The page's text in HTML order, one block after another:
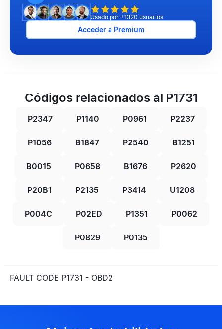
Usado por +1320 usuarios
Acceder a Premium
Códigos relacionados al P1731
P2347 P1140 P0961 P2237
P1056 B1847 P2540 B1251
B0015 P0658 B1676 P2620
P20B1 P2135 P3414 U1208
P004C P02ED P1351 P0062
P0829 P0135
FAULT CODE P1731 - OBD2